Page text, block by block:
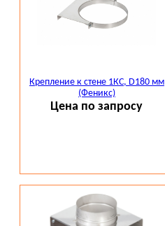
Крепление к стене 1КС, D180 мм
(Феникс)
Цена по запросу